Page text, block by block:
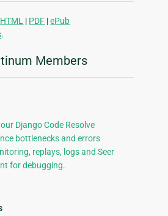
HTML | PDF |ePub
.
Members
Django Code Resolve
bottlenecks and errors
replays, logs and Seer
for debugging.